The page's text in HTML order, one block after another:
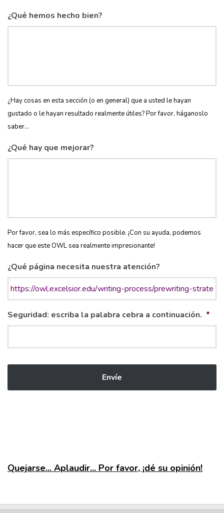
¿Qué hemos hecho bien?
¿Hay cosas en esta sección (o en general) que a usted le hayan
gustado o le hayan resultado realmente útiles? Por favor, háganoslo
saber...
¿Qué hay que mejorar?
Por favor, sea lo más específico posible. ¡Con su ayuda, podemos
hacer que este OWL sea realmente impresionante!
¿Qué página necesita nuestra atención?
Seguridad: escriba la palabra cebra a continuación. *
Quejarse... Aplaudir... Por favor, ¡dé su opinión!